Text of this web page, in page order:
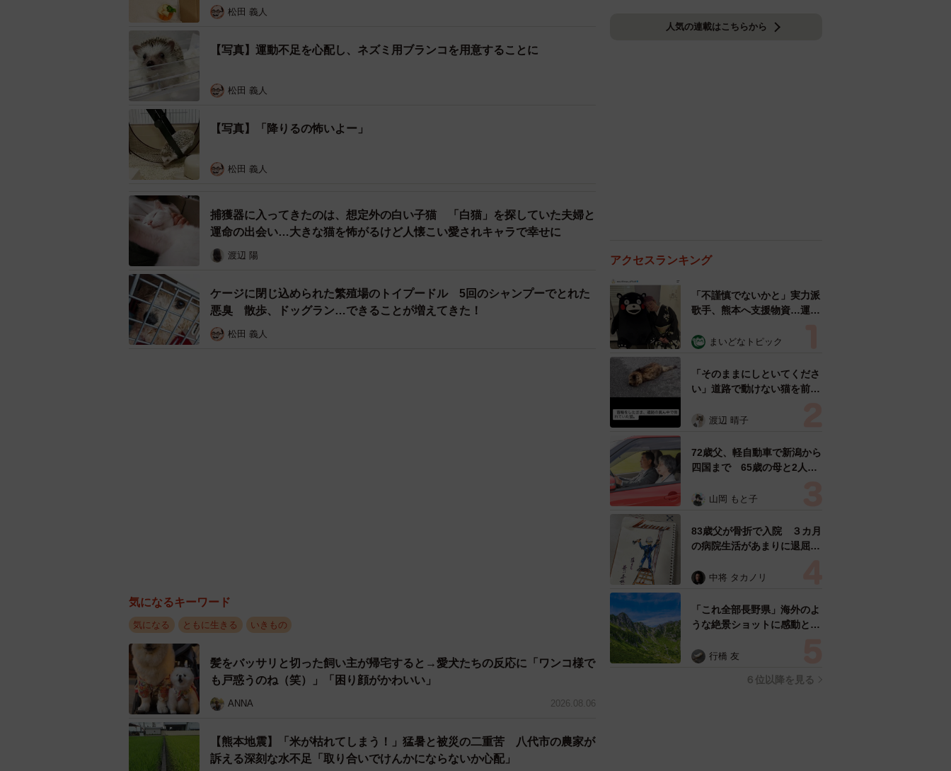
松田 義人
【写真】運動不足を心配し、ネズミ用ブランコを用意することに
松田 義人
【写真】「降りるの怖いよー」
松田 義人
捕獲器に入ってきたのは、想定外の白い子猫 「白猫」を探していた夫婦と
運命の出会い…大きな猫を怖がるけど人懐こい愛されキャラで幸せに
渡辺 陽
ケージに閉じ込められた繁殖場のトイプードル 5回のシャンプーでとれた
悪臭 散歩、ドッグラン…できることが増えてきた！
松田 義人
気になるキーワード
気になる ともに生きる いきもの
髪をバッサリと切った飼い主が帰宅すると→愛犬たちの反応に「ワンコ様で
も戸惑うのね（笑）」「困り顔がかわいい」
ANNA 2026.08.06
【熊本地震】「米が枯れてしまう！」猛暑と被災の二重苦 八代市の農家が
訴える深刻な水不足「取り合いでけんかにならないか心配」
人気の連載はこちらから
アクセスランキング
「不謹慎でないかと」実力派
歌手、熊本へ支援物資…運搬
めらい 「痛いほど伝わる」
まいどなトピック
「そのままにしといてくださ
い」道路で動けない猫を前に
ようとした4日間 「命の重
表の訴え
渡辺 晴子
72歳父、軽自動車で新潟から
四国まで 65歳の母と2人で
憩まで分刻み… 「大学生で
山岡 もと子
83歳父が骨折で入院 ３カ月
の病院生活があまりに退屈で
い！」→スケッチブックを見
すよ…」
中将 タカノリ
「これ全部長野県」海外のよ
うな絶景ショットに感動と反
ったんだって気づいた」
行橋 友
６位以降を見る